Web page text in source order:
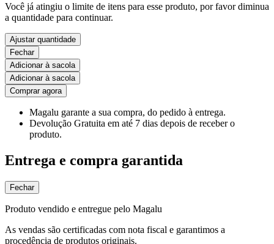
Você já atingiu o limite de itens para esse produto, por favor diminua
a quantidade para continuar.
Ajustar quantidade
Fechar
Adicionar à sacola
Adicionar à sacola
Comprar agora
Magalu garante a sua compra, do pedido à entrega.
Devolução Gratuita em até 7 dias depois de receber o
produto.
Entrega e compra garantida
Fechar
Produto vendido e entregue pelo Magalu
As vendas são certificadas com nota fiscal e garantimos a
procedência de produtos originais.